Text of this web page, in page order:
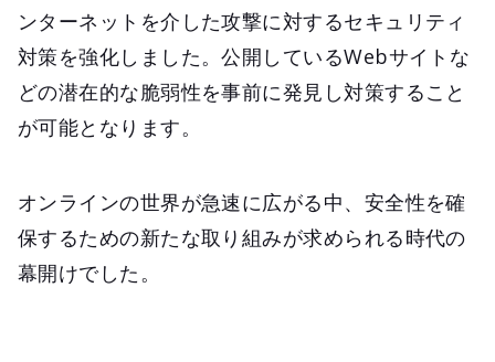
ンターネットを介した攻撃に対するセキュリティ
対策を強化しました。公開しているWebサイトな
どの潜在的な脆弱性を事前に発見し対策すること
が可能となります。
オンラインの世界が急速に広がる中、安全性を確
保するための新たな取り組みが求められる時代の
幕開けでした。